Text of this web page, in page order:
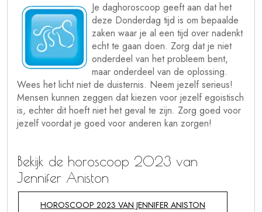
Je daghoroscoop geeft aan dat het
deze Donderdag tijd is om bepaalde
zaken waar je al een tijd over nadenkt
echt te gaan doen. Zorg dat je niet
onderdeel van het probleem bent,
maar onderdeel van de oplossing.
Wees het licht niet de duisternis. Neem jezelf serieus!
Mensen kunnen zeggen dat kiezen voor jezelf egoistisch
is, echter dit hoeft niet het geval te zijn. Zorg goed voor
jezelf voordat je goed voor anderen kan zorgen!
Bekijk de horoscoop 2023 van
Jennifer Aniston
HOROSCOOP 2023 VAN JENNIFER ANISTON